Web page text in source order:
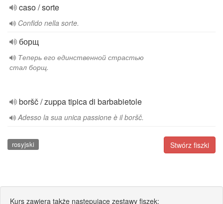
caso / sorte
Confido nella sorte.
борщ
Теперь его единственной страстью
стал борщ.
boršč / zuppa tipica di barbabietole
Adesso la sua unica passione è il boršč.
Stwórz fiszki
rosyjski
Kurs zawiera także następujące zestawy fiszek: